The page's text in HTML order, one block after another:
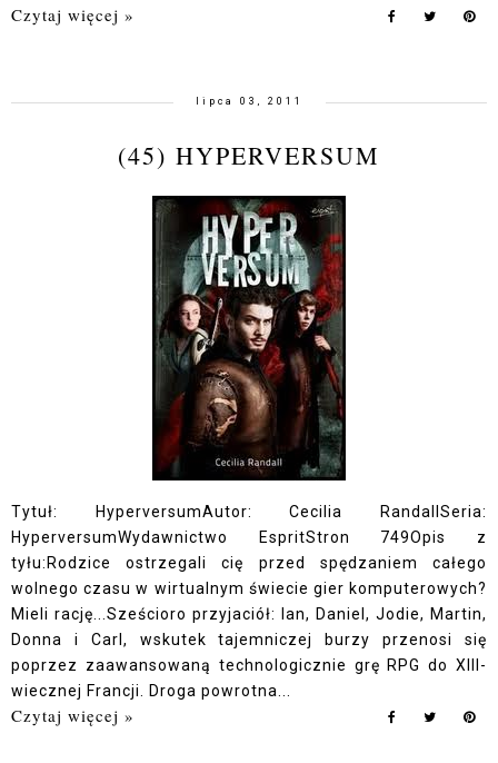
Czytaj więcej »
lipca 03, 2011
(45) HYPERVERSUM
Tytuł: HyperversumAutor: Cecilia RandallSeria:
HyperversumWydawnictwo EspritStron 749Opis z
tyłu:Rodzice ostrzegali cię przed spędzaniem całego
wolnego czasu w wirtualnym świecie gier komputerowych?
Mieli rację...Sześcioro przyjaciół: Ian, Daniel, Jodie, Martin,
Donna i Carl, wskutek tajemniczej burzy przenosi się
poprzez zaawansowaną technologicznie grę RPG do XIII-
wiecznej Francji. Droga powrotna...
Czytaj więcej »